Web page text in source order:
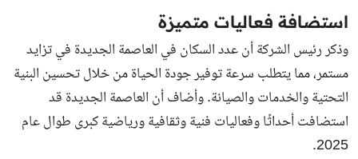
استضافة فعاليات متميزة
وذكر رئيس الشركة أن عدد السكان في العاصمة الجديدة في تزايد
مستمر، مما يتطلب سرعة توفير جودة الحياة من خلال تحسين البنية
التحتية والخدمات والصيانة. وأضاف أن العاصمة الجديدة قد
استضافت أحداثًا وفعاليات فنية وثقافية ورياضية كبرى طوال عام
2025.